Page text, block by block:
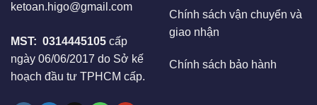
ketoan.higo@gmail.com
MST: 0314445105 cấp
ngày 06/06/2017 do Sở kế
hoạch đầu tư TPHCM cấp.
Chính sách vận chuyển và
giao nhận
Chính sách bảo hành